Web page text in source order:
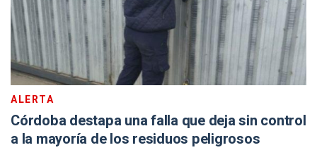
ALERTA
Córdoba destapa una falla que deja sin control
a la mayoría de los residuos peligrosos